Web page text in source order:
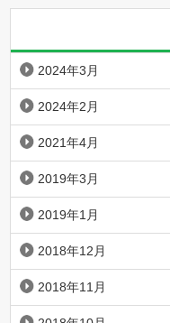
2024年3月
2024年2月
2021年4月
2019年3月
2019年1月
2018年12月
2018年11月